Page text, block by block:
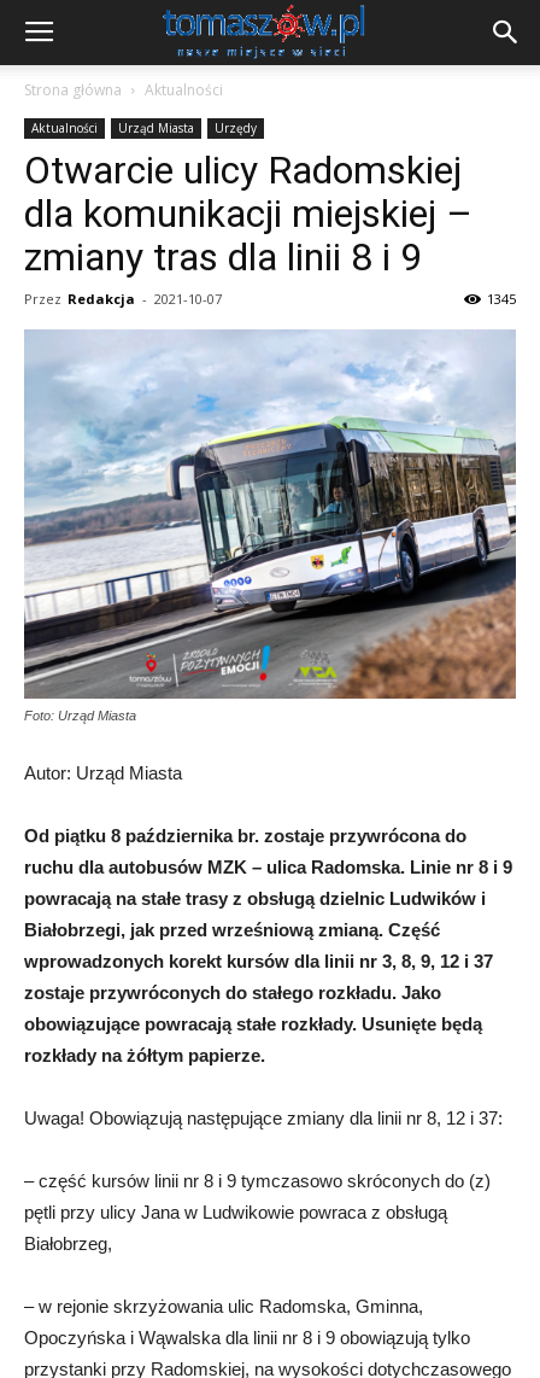
Strona główna Aktualności
Aktualności Urząd Miasta Urzędy
Otwarcie ulicy Radomskiej
dla komunikacji miejskiej –
zmiany tras dla linii 8 i 9
Przez Redakcja - 2021-10-07 1345
Foto: Urząd Miasta
Autor: Urząd Miasta
Od piątku 8 października br. zostaje przywrócona do
ruchu dla autobusów MZK – ulica Radomska. Linie nr 8 i 9
powracają na stałe trasy z obsługą dzielnic Ludwików i
Białobrzegi, jak przed wrześniową zmianą. Część
wprowadzonych korekt kursów dla linii nr 3, 8, 9, 12 i 37
zostaje przywróconych do stałego rozkładu. Jako
obowiązujące powracają stałe rozkłady. Usunięte będą
rozkłady na żółtym papierze.
Uwaga! Obowiązują następujące zmiany dla linii nr 8, 12 i 37:
– część kursów linii nr 8 i 9 tymczasowo skróconych do (z)
pętli przy ulicy Jana w Ludwikowie powraca z obsługą
Białobrzeg,
– w rejonie skrzyżowania ulic Radomska, Gminna,
Opoczyńska i Wąwalska dla linii nr 8 i 9 obowiązują tylko
przystanki przy Radomskiej, na wysokości dotychczasowego